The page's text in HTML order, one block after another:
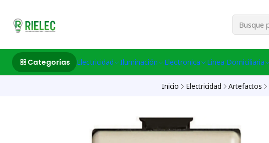
Categorías Electricidad Iluminación Electronica Linea Domiciliaria
Inicio Electricidad Artefactos